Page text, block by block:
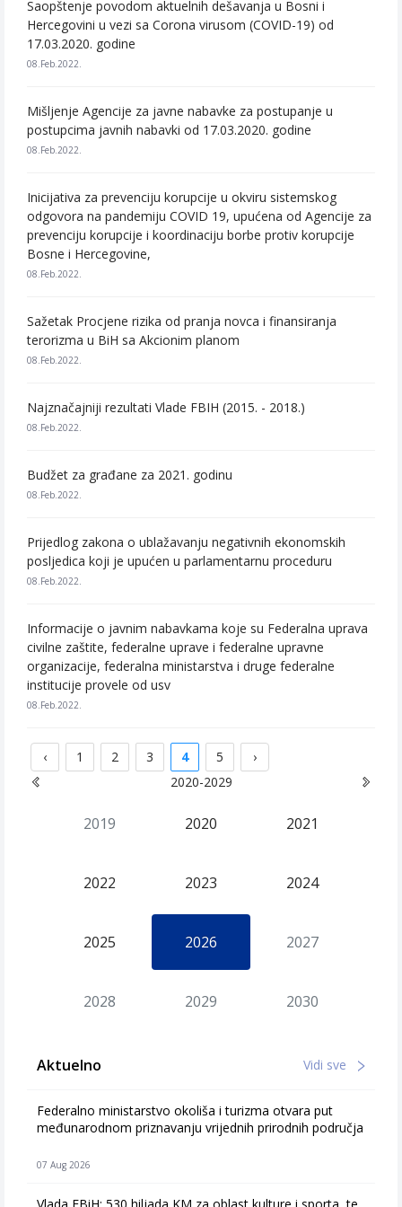
Saopštenje povodom aktuelnih dešavanja u Bosni i
Hercegovini u vezi sa Corona virusom (COVID-19) od
17.03.2020. godine
08.Feb.2022.
Mišljenje Agencije za javne nabavke za postupanje u
postupcima javnih nabavki od 17.03.2020. godine
08.Feb.2022.
Inicijativa za prevenciju korupcije u okviru sistemskog
odgovora na pandemiju COVID 19, upućena od Agencije za
prevenciju korupcije i koordinaciju borbe protiv korupcije
Bosne i Hercegovine,
08.Feb.2022.
Sažetak Procjene rizika od pranja novca i finansiranja
terorizma u BiH sa Akcionim planom
08.Feb.2022.
Najznačajniji rezultati Vlade FBIH (2015. - 2018.)
08.Feb.2022.
Budžet za građane za 2021. godinu
08.Feb.2022.
Prijedlog zakona o ublažavanju negativnih ekonomskih
posljedica koji je upućen u parlamentarnu proceduru
08.Feb.2022.
Informacije o javnim nabavkama koje su Federalna uprava
civilne zaštite, federalne uprave i federalne upravne
organizacije, federalna ministarstva i druge federalne
institucije provele od usv
08.Feb.2022.
‹ 1 2 3 4 5
›
2020-2029
2019 2020 2021
2022 2023 2024
2025 2026 2027
2028 2029 2030
Aktuelno Vidi sve
Federalno ministarstvo okoliša i turizma otvara put
međunarodnom priznavanju vrijednih prirodnih područja
07 Aug 2026